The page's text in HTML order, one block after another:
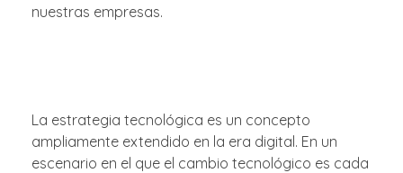
nuestras empresas.
La estrategia tecnológica es un concepto
ampliamente extendido en la era digital. En un
escenario en el que el cambio tecnológico es cada